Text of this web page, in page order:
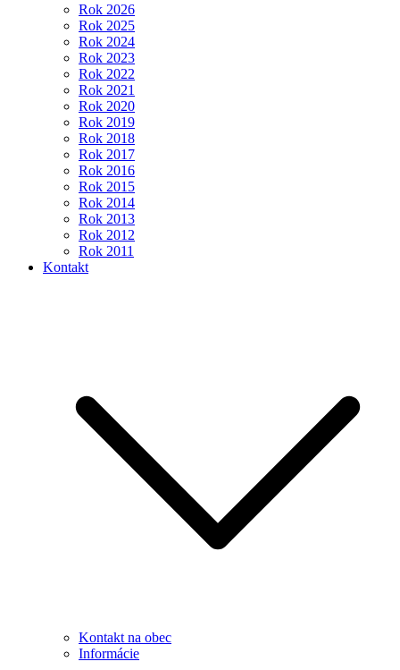
Rok 2026
Rok 2025
Rok 2024
Rok 2023
Rok 2022
Rok 2021
Rok 2020
Rok 2019
Rok 2018
Rok 2017
Rok 2016
Rok 2015
Rok 2014
Rok 2013
Rok 2012
Rok 2011
Kontakt
Kontakt na obec
Informácie